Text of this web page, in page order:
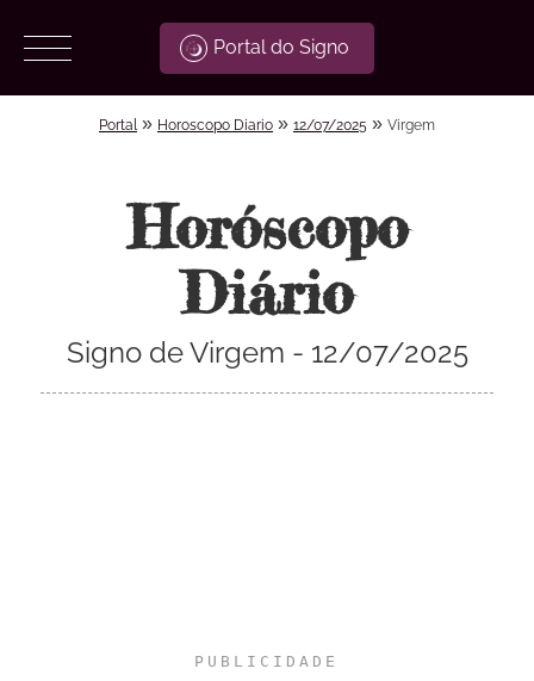
Portal do Signo
Portal » Horoscopo Diario » 12/07/2025 » Virgem
Horóscopo
Diário
Signo de Virgem - 12/07/2025